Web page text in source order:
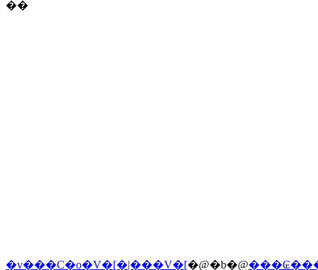
��
�v���C�o�V�[�|���V�[�@�b�@